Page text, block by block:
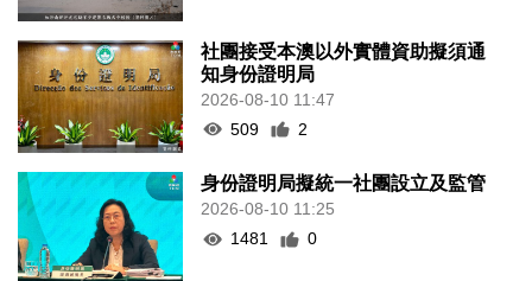
社團接受本澳以外實體資助擬須通
知身份證明局
2026-08-10 11:47
509
2
身份證明局擬統一社團設立及監管
2026-08-10 11:25
1481
0